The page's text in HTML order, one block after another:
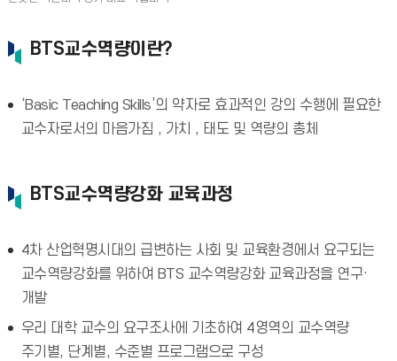
BTS교수역량이란?
‘Basic Teaching Skills’의 약자로 효과적인 강의 수행에 필요한
교수자로서의 마음가짐 , 가치 , 태도 및 역량의 총체
BTS교수역량강화 교육과정
4차 산업혁명시대의 급변하는 사회 및 교육환경에서 요구되는
교수역량강화를 위하여 BTS 교수역량강화 교육과정을 연구·
개발
우리 대학 교수의 요구조사에 기초하여 4영역의 교수역량
주기별, 단계별, 수준별 프로그램으로 구성